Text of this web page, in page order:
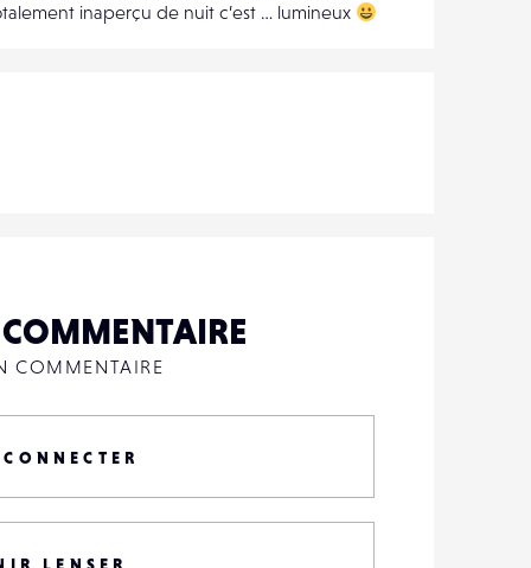
inaperçu de nuit c’est … lumineux
COMMENTAIRE